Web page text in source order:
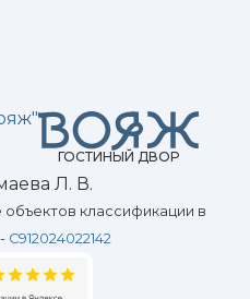
ГОСТИНЫЙ ДВОР
Л. В.
классификации в
С912024022142